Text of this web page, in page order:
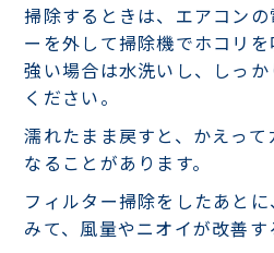
掃除するときは、エアコン
ーを外して掃除機でホコリ
強い場合は水洗いし、しっ
ください。
濡れたまま戻すと、かえっ
なることがあります。
フィルター掃除をしたあと
みて、風量やニオイが改善す